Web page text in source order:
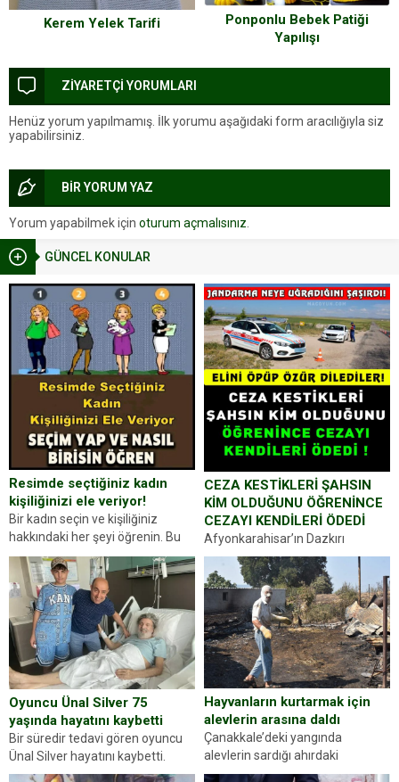
GÜNCEL KONULAR
Resimde seçtiğiniz kadın
kişiliğinizi ele veriyor!
Bir kadın seçin ve kişiliğiniz
hakkındaki her şeyi öğrenin. Bu
kez karşınıza oldukça farklı bir
kişilik testiyle çıkıyoruz. Resimde
gördüğünüz kadın figürlerinden
dikkatinizi en...
CEZA KESTİKLERİ ŞAHSIN
KİM OLDUĞUNU ÖĞRENİNCE
CEZAYI KENDİLERİ ÖDEDİ
Afyonkarahisar’ın Dazkırı
ilçesinde trafik uygulaması
yapan jandarma ekipleri
durdurdukları bir otomobilin
sürücüsünden ehliyet ve ruhsat
sorup belgelerini istedi. Sürücü
Abdurrahman Ö.nün verdiği
evraklarda eksik olduğunu...
Oyuncu Ünal Silver 75
yaşında hayatını kaybetti
Bir süredir tedavi gören oyuncu
Ünal Silver hayatını kaybetti.
Haberi, oyuncunun menajerlik
Hayvanların kurtarmak için
alevlerin arasına daldı
Çanakkale’deki yangında
alevlerin sardığı ahırdaki
hayvanlarını kurtarmak isteyen
Kerem Yelek Tarifi
Ponponlu Bebek Patiği
Yapılışı
ZİYARETÇİ YORUMLARI
Henüz yorum yapılmamış. İlk yorumu aşağıdaki form aracılığıyla siz
yapabilirsiniz.
BİR YORUM YAZ
Yorum yapabilmek için oturum açmalısınız